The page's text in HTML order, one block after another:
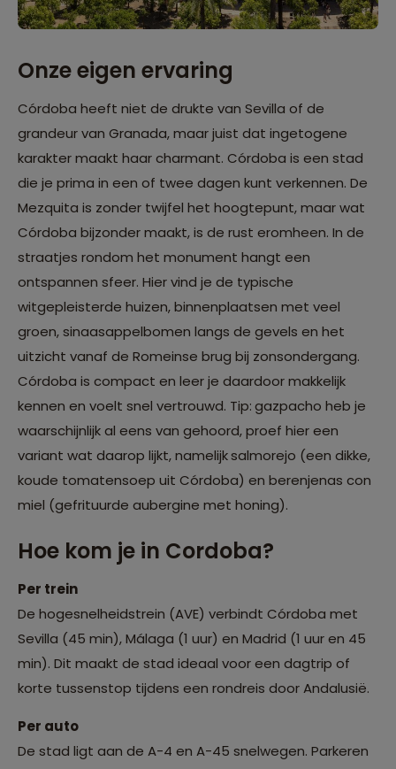
Onze eigen ervaring
Córdoba heeft niet de drukte van Sevilla of de
grandeur van Granada, maar juist dat ingetogene
karakter maakt haar charmant. Córdoba is een stad
die je prima in een of twee dagen kunt verkennen. De
Mezquita is zonder twijfel het hoogtepunt, maar wat
Córdoba bijzonder maakt, is de rust eromheen. In de
straatjes rondom het monument hangt een
ontspannen sfeer. Hier vind je de typische
witgepleisterde huizen, binnenplaatsen met veel
groen, sinaasappelbomen langs de gevels en het
uitzicht vanaf de Romeinse brug bij zonsondergang.
Córdoba is compact en leer je daardoor makkelijk
kennen en voelt snel vertrouwd. Tip:gazpacho heb je
waarschijnlijk al eens van gehoord, proef hier een
variant wat daarop lijkt, namelijksalmorejo (een dikke,
koude tomatensoep uit Córdoba) en berenjenas con
miel (gefrituurde aubergine met honing).
Hoe kom je in Cordoba?
Per trein
De hogesnelheidstrein (AVE) verbindt Córdoba met
Sevilla (45 min), Málaga (1 uur) en Madrid (1 uur en 45
min). Dit maakt de stad ideaal voor een dagtrip of
korte tussenstop tijdens een rondreis door Andalusië.
Per auto
De stad ligt aan de A-4 en A-45 snelwegen. Parkeren